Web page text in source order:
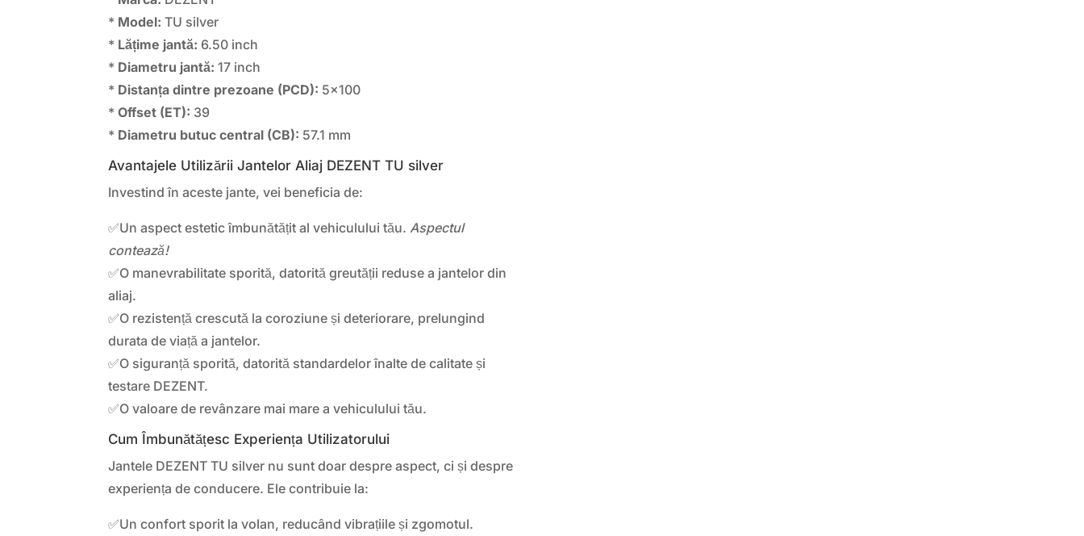
* Model: TU silver
* Lățime jantă: 6.50 inch
* Diametru jantă: 17 inch
* Distanța dintre prezoane (PCD): 5×100
*Offset (ET): 39
* Diametru butuc central (CB): 57.1 mm
Avantajele Utilizării Jantelor Aliaj DEZENT TU silver
Investind în aceste jante, vei beneficia de:
✅Un aspect estetic îmbunătățit al vehiculului tău. Aspectul
contează!
✅O manevrabilitate sporită, datorită greutății reduse a jantelor din
aliaj.
✅O rezistență crescută la coroziune și deteriorare, prelungind
durata de viață a jantelor.
✅O siguranță sporită, datorită standardelor înalte de calitate și
testare DEZENT.
✅O valoare de revânzare mai mare a vehiculului tău.
Cum Îmbunătățesc Experiența Utilizatorului
Jantele DEZENT TU silver nu sunt doar despre aspect, ci și despre
experiența de conducere. Ele contribuie la:
✅Un confort sporit la volan, reducând vibrațiile și zgomotul.